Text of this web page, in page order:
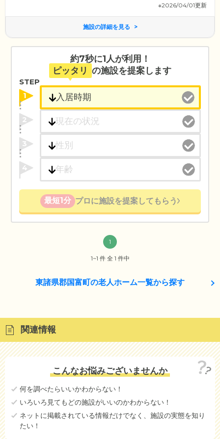
※2026/04/01更新
施設の詳細を見る
約7秒に1人が利用！
ピッタリ の施設を提案します
STEP
1
2
3
4
最短1分 プロに施設を提案してもらう
1
1~1 件 全 1 件中
東諸県郡国富町の老人ホーム一覧から探す
関連情報
こんなお悩みございませんか
何を調べたらいいかわからない！
いろいろ見てもどの施設がいいのかわからない！
ネットに掲載されている情報だけでなく、施設の実態を知り
たい！